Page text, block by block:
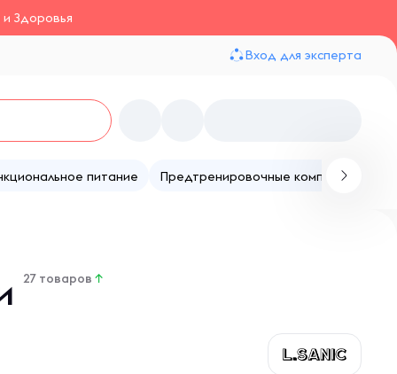
Здоровья
Вход для эксперта
питание Предтренировочные комплексы
27 товаров ↑